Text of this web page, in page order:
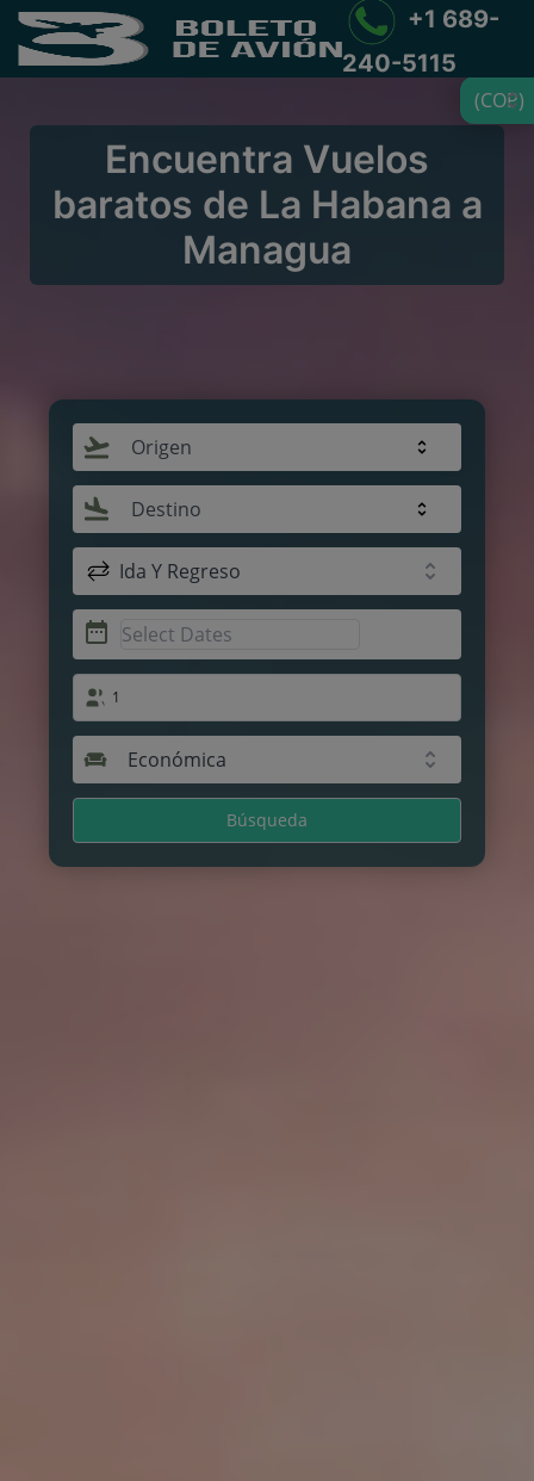
+1 689-
240-5115
Encuentra Vuelos
baratos de La Habana a
Managua
(COP)
Origen
Destino
Ida Y Regreso
1
Económica
Búsqueda